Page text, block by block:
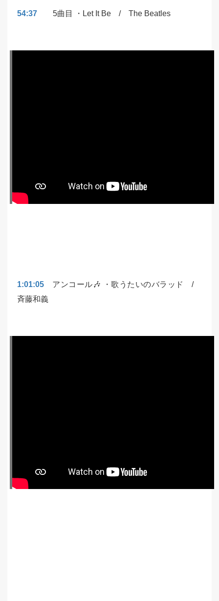
54:37 5曲目 ・Let It Be / The Beatles
1:01:05 アンコール🎶 ・歌うたいのバラッド /
斉藤和義